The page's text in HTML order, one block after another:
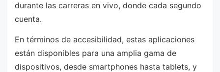
durante las carreras en vivo, donde cada segundo
cuenta.
En términos de accesibilidad, estas aplicaciones
están disponibles para una amplia gama de
dispositivos, desde smartphones hasta tablets, y